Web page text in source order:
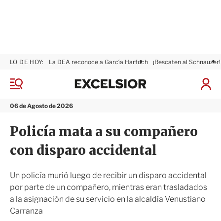
M
n
06 de Agosto de 2026
LO DE HOY: La DEA reconoce a García Harfuch ¡Rescaten al Schnauzer!
I
s
ó
x
i
r
Policía mata a su compañero
con disparo accidental
Un policía murió luego de recibir un disparo accidental
por parte de un compañero, mientras eran trasladados
a la asignación de su servicio en la alcaldía Venustiano
Carranza